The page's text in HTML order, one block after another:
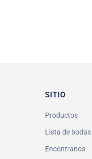
SITIO
Productos
Lista de bodas
Encontranos